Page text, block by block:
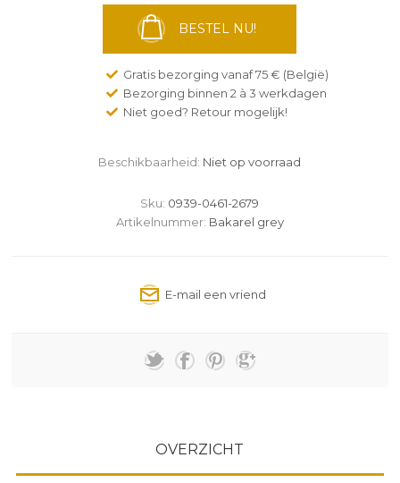
BESTEL NU!
Gratis bezorging vanaf 75 € (België)
Bezorging binnen 2 à 3 werkdagen
Niet goed? Retour mogelijk!
Beschikbaarheid: Niet op voorraad
Sku: 0939-0461-2679
Artikelnummer: Bakarel grey
OVERZICHT